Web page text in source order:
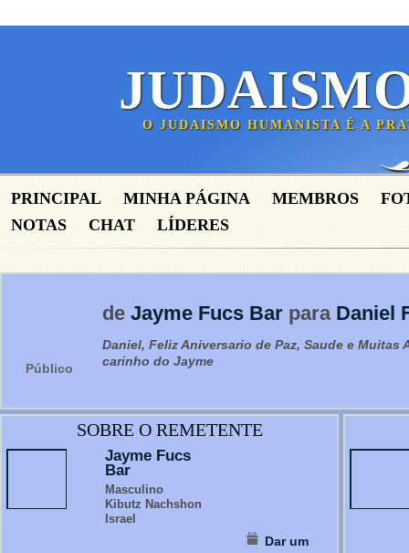
O JUDAISMO HUMANISTA É A
PRINCIPAL MINHA PÁGINA MEMBROS
NOTAS
CHAT LÍDERES
Público
de Jayme Fucs Bar para Daniel
Daniel, Feliz Aniversario de Paz, Saude e
carinho do Jayme
SOBRE O REMETENTE
Jayme Fucs
Bar
Masculino
Kibutz Nachshon
Israel
Dar um